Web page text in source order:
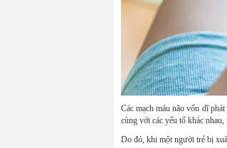
Các mạch máu não vốn dĩ
cùng với các yếu tố khác
Do đó, khi một người trẻ bị